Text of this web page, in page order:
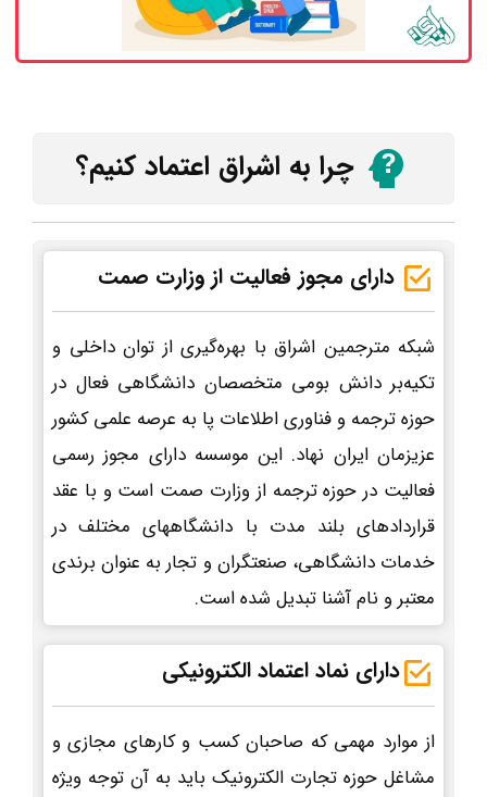
چرا به اشراق اعتماد کنیم؟
دارای مجوز فعالیت از وزارت صمت
شبکه مترجمین اشراق با بهره‌گیری از توان داخلی و
تکیه‌بر دانش بومی متخصصان دانشگاهی فعال در
حوزه ترجمه و فناوری اطلاعات پا به عرصه علمی کشور
عزیزمان ایران نهاد. این موسسه دارای مجوز رسمی
فعالیت در حوزه ترجمه از وزارت صمت است و با عقد
قراردادهای بلند مدت با دانشگاههای مختلف در
خدمات دانشگاهی، صنعتگران و تجار به عنوان برندی
معتبر و نام آشنا تبدیل شده است.
دارای نماد اعتماد الکترونیکی
از موارد مهمی که صاحبان کسب و کارهای مجازی و
مشاغل حوزه تجارت الکترونیک باید به آن توجه ویژه